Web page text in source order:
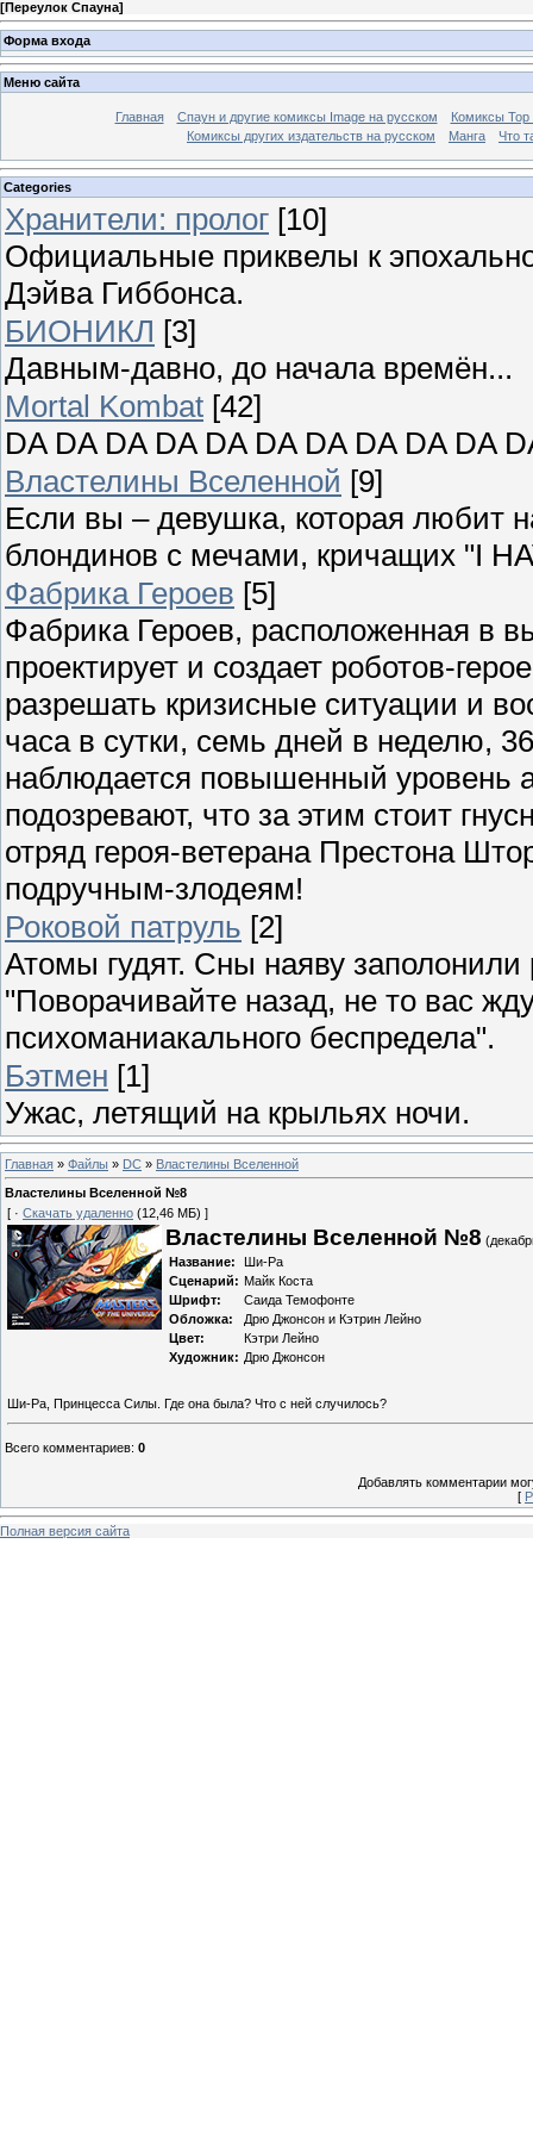
[Переулок Спауна]
Форма входа
Меню сайта
Главная Спаун и другие комиксы Image на русском
Комиксы
Комиксы других издательств на русском
Манга Что
Categories
Хранители: пролог [10]
Официальные приквелы к
Дэйва Гиббонса.
БИОНИКЛ [3]
Давным-давно, до начала времён...
Mortal Kombat [42]
DA DA DA DA DA DA DA DA DA DA
Властелины Вселенной [9]
Если вы – девушка, которая любит
блондинов с мечами, кричащих "I
Фабрика Героев [5]
Фабрика Героев, расположенная в
проектирует и создает роботов-
разрешать кризисные ситуации и
часа в сутки, семь дней в неделю,
наблюдается повышенный уровень
подозревают, что за этим стоит
отряд героя-ветерана Престона
подручным-злодеям!
Роковой патруль [2]
Атомы гудят. Сны наяву
"Поворачивайте назад, не то вас
психоманиакального беспредела".
Бэтмен [1]
Ужас, летящий на крыльях ночи.
Главная » Файлы » DC » Властелины Вселенной
Властелины Вселенной №8
[ · Скачать удаленно (12,46 МБ) ]
Властелины Вселенной №8
Название:
Ши-Ра
Сценарий: Майк Коста
Шрифт:
Саида Темофонте
Обложка:
Дрю Джонсон и Кэтрин Лейно
Цвет:
Кэтри Лейно
Художник: Дрю Джонсон
Ши-Ра, Принцесса Силы. Где она была? Что с ней случилось?
Всего комментариев: 0
Добавлять комментарии
[
Полная версия сайта